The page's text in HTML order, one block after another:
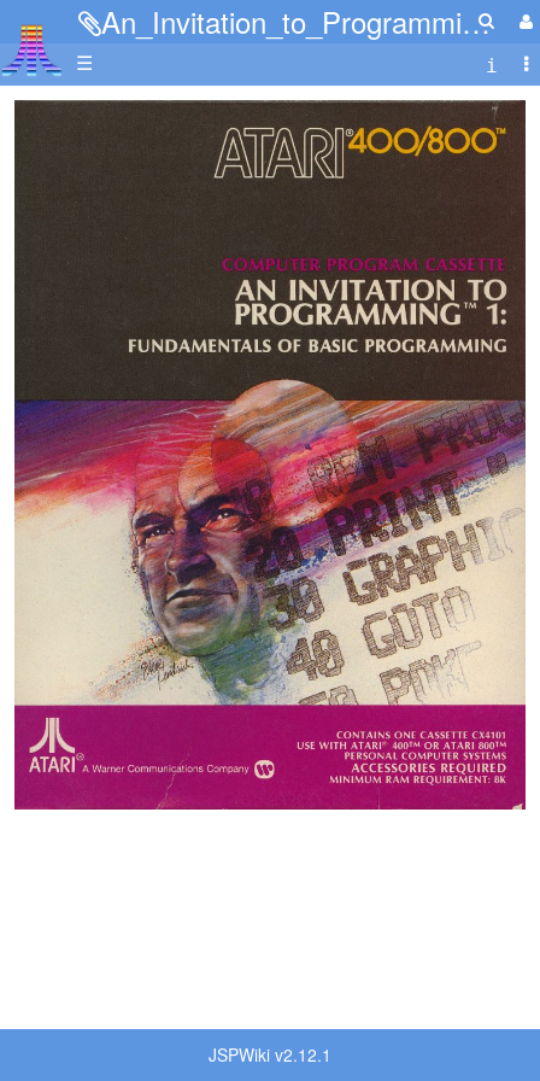
An_Invitation_to_Programming_1-1.jpg
☰
JSPWiki v2.12.1